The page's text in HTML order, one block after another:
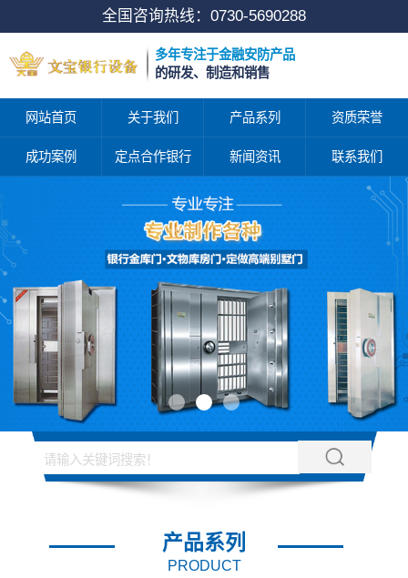
全国咨询热线： 0730-5690288
多年专注于金融安防产品
的研发、制造和销售
网站首页 关于我们 产品系列 资质荣誉
成功案例 定点合作银行 新闻资讯 联系我们
产品系列
PRODUCT